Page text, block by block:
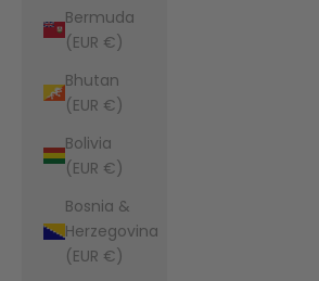
Bermuda
(EUR €)
Bhutan
(EUR €)
Bolivia
(EUR €)
Bosnia &
Herzegovina
(EUR €)